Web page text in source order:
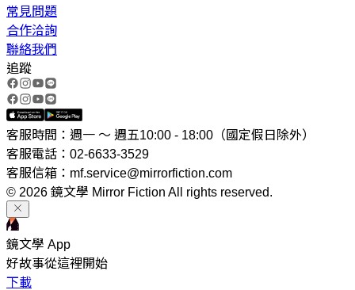
常見問題
合作洽詢
聯絡我們
追蹤
客服時間：週一 ～ 週五10:00 - 18:00（國定假日除外）
客服電話：02-6633-3529
客服信箱：mf.service@mirrorfiction.com
© 2026 鏡文學 Mirror Fiction All rights reserved.
鏡文學 App
好故事從這裡開始
下載